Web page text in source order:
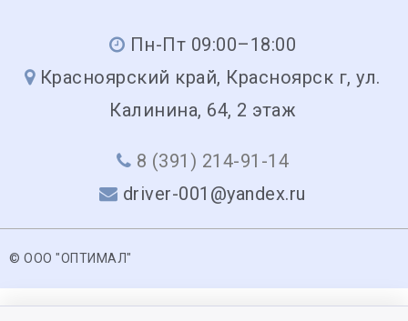
Пн-Пт 09:00–18:00
Красноярский край, Красноярск г, ул.
Калинина, 64, 2 этаж
8 (391) 214-91-14
driver-001@yandex.ru
© ООО "ОПТИМАЛ"